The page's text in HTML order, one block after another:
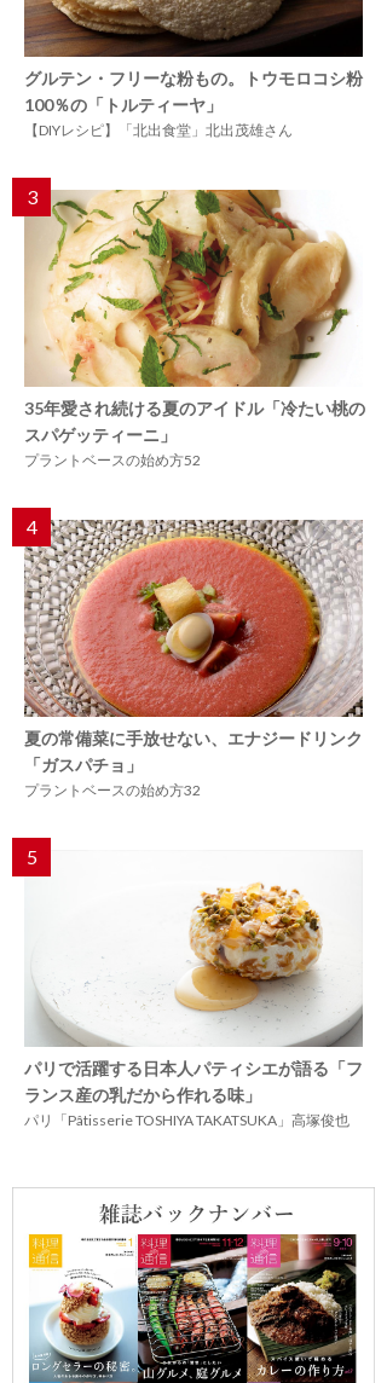
グルテン・フリーな粉もの。トウモロコシ粉
100％の「トルティーヤ」
【DIYレシピ】「北出食堂」北出茂雄さん
3
35年愛され続ける夏のアイドル「冷たい桃の
スパゲッティーニ」
プラントベースの始め方52
4
夏の常備菜に手放せない、エナジードリンク
「ガスパチョ」
プラントベースの始め方32
5
パリで活躍する日本人パティシエが語る「フ
ランス産の乳だから作れる味」
パリ「Pâtisserie TOSHIYA TAKATSUKA」高塚俊也